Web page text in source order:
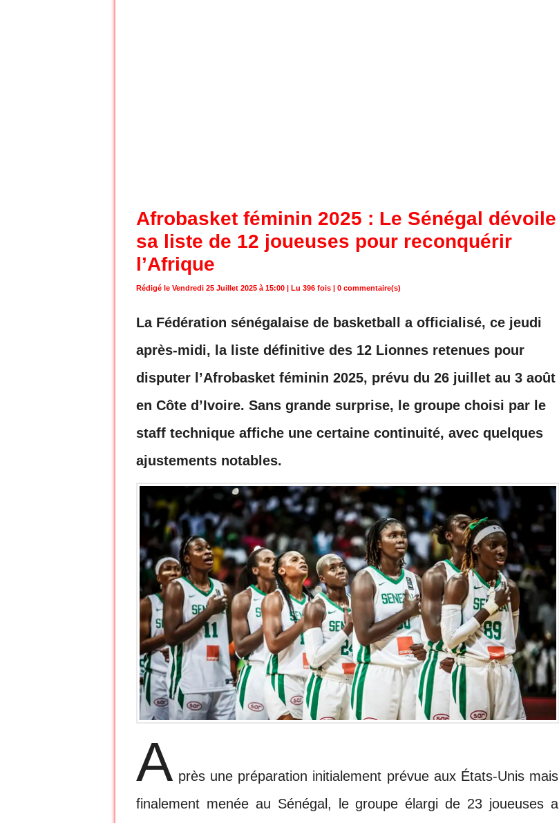
Afrobasket féminin 2025 : Le Sénégal dévoile
sa liste de 12 joueuses pour reconquérir
l’Afrique
Rédigé le Vendredi 25 Juillet 2025 à 15:00 | Lu 396 fois | 0 commentaire(s)
La Fédération sénégalaise de basketball a officialisé, ce jeudi
après-midi, la liste définitive des 12 Lionnes retenues pour
disputer l’Afrobasket féminin 2025, prévu du 26 juillet au 3 août
en Côte d’Ivoire. Sans grande surprise, le groupe choisi par le
staff technique affiche une certaine continuité, avec quelques
ajustements notables.
A près une préparation initialement prévue aux États-Unis mais
finalement menée au Sénégal, le groupe élargi de 23 joueuses a